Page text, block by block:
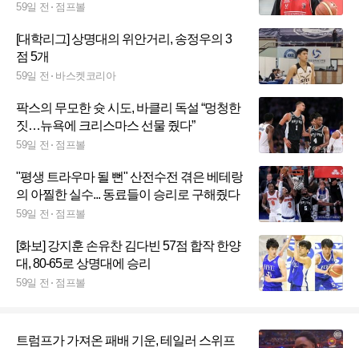
59일 전 점프볼
[대학리그] 상명대의 위안거리, 송정우의 3
점 5개
59일 전 바스켓코리아
팍스의 무모한 슛 시도, 바클리 독설 “멍청한
짓…뉴욕에 크리스마스 선물 줬다”
59일 전 점프볼
"평생 트라우마 될 뻔" 산전수전 겪은 베테랑
의 아찔한 실수... 동료들이 승리로 구해줬다
59일 전 점프볼
[화보] 강지훈 손유찬 김다빈 57점 합작 한양
대, 80-65로 상명대에 승리
59일 전 점프볼
트럼프가 가져온 패배 기운, 테일러 스위프